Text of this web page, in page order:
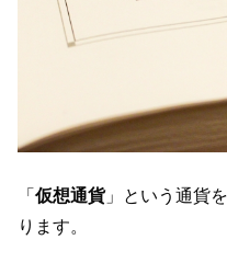
「仮想通貨」という通貨
ります。